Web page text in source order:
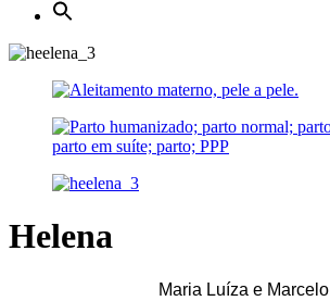
Helena
Maria Luíza e Marcelo